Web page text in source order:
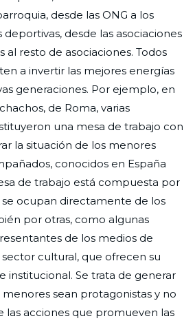
desde las ONG a los
desde las asociaciones
al resto de asociaciones. Todos
a invertir las mejores energías
generaciones. Por ejemplo, en
de Roma, varias
una mesa de trabajo con
la situación de los menores
conocidos en España
de trabajo está compuesta por
ocupan directamente de los
por otras, como algunas
de los medios de
cultural, que ofrecen su
institucional. Se trata de generar
sean protagonistas y no
las acciones que promueven las